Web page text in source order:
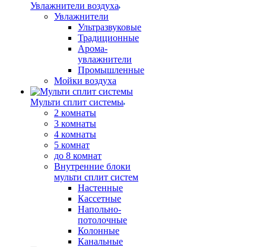
Увлажнители воздуха
Увлажнители
Ультразвуковые
Традиционные
Арома-
увлажнители
Промышленные
Мойки воздуха
Мульти сплит системы
2 комнаты
3 комнаты
4 комнаты
5 комнат
до 8 комнат
Внутренние блоки
мульти сплит систем
Настенные
Кассетные
Напольно-
потолочные
Колонные
Канальные